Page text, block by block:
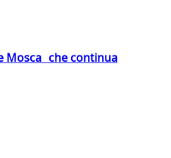
Mosca che continua